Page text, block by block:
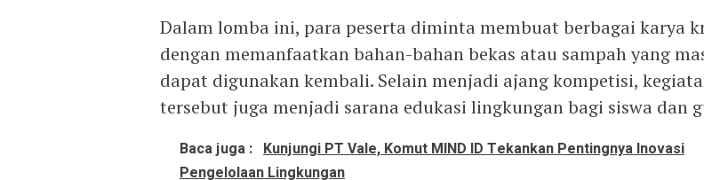
Dalam lomba ini, para peserta diminta membuat berbagai karya
dengan memanfaatkan bahan-bahan bekas atau sampah yang
dapat digunakan kembali. Selain menjadi ajang kompetisi,
tersebut juga menjadi sarana edukasi lingkungan bagi siswa dan
Baca juga : Kunjungi PT Vale, Komut MIND ID Tekankan Pentingnya Inovasi
Pengelolaan Lingkungan